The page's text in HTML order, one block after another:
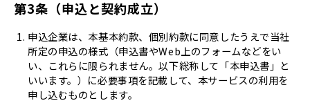
第3条（申込と契約成立）
申込企業は、本基本約款、個別約款に同意したうえで当社
所定の申込の様式（申込書やWeb上のフォームなどをい
い、これらに限られません。以下総称して「本申込書」と
いいます。）に必要事項を記載して、本サービスの利用を
申し込むものとします。